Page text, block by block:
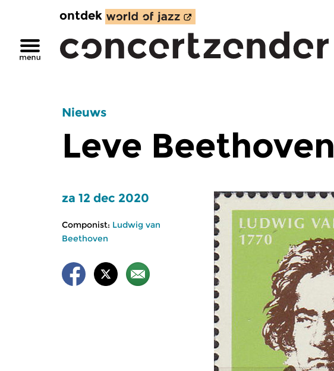
ontdek
Nieuws
Leve Beethoven
za 12 dec 2020
Componist: Ludwig van
Beethoven